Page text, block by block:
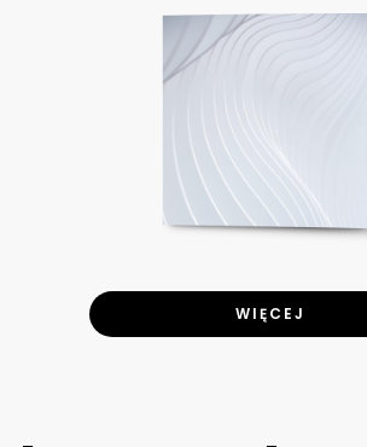
WIĘCEJ